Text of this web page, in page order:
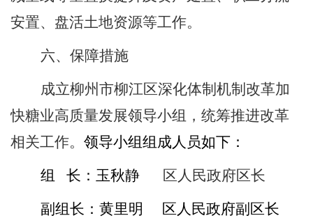
安置、盘活土地资源等工作。
六、保障措施
成立柳州市柳江区深化体制机制改革加
快糖业高质量发展领导小组，统筹推进改革
相关工作。 领导小组组成人员如下：
组
长：玉秋静
区人民政府区长
副组长：黄里明
区人民政府副区长